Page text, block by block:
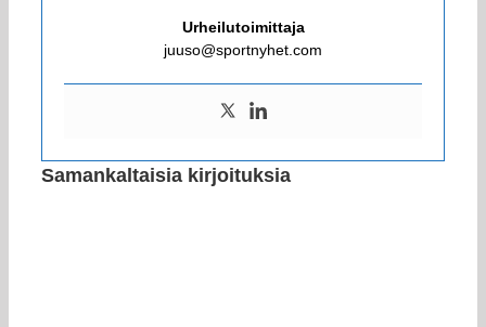
Urheilutoimittaja
juuso@sportnyhet.com
Samankaltaisia kirjoituksia